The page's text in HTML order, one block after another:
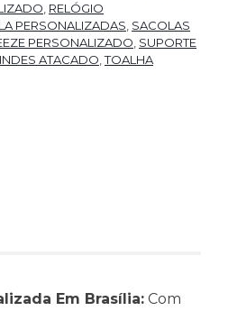
, RELÓGIO
PERSONALIZADAS, SACOLAS
PERSONALIZADO, SUPORTE
ATACADO,TOALHA
Em Brasília: Com